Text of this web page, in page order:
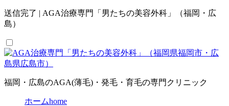
送信完了 | AGA治療専門「男たちの美容外科」（福岡・広
島）
福岡・広島のAGA(薄毛)・発毛・育毛の専門クリニック
ホームhome